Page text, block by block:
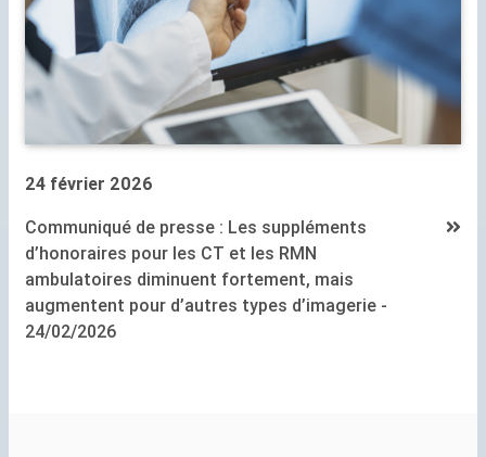
24 février 2026
Communiqué de presse : Les suppléments
d’honoraires pour les CT et les RMN
ambulatoires diminuent fortement, mais
augmentent pour d’autres types d’imagerie -
24/02/2026